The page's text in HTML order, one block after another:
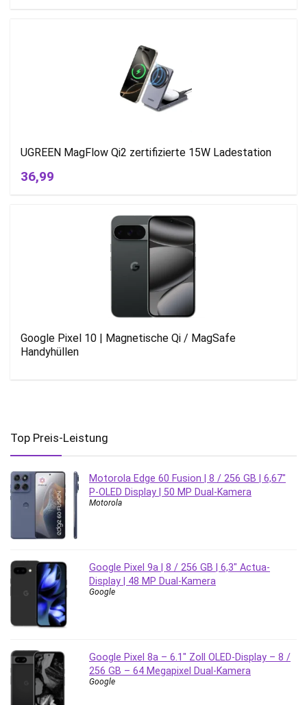
UGREEN MagFlow Qi2 zertifizierte 15W Ladestation
36,99
Google Pixel 10 | Magnetische Qi / MagSafe
Handyhüllen
Top Preis-Leistung
Motorola Edge 60 Fusion | 8 / 256 GB | 6,67″
P-OLED Display | 50 MP Dual-Kamera
Motorola
Google Pixel 9a | 8 / 256 GB | 6,3″ Actua-
Display | 48 MP Dual-Kamera
Google
Google Pixel 8a – 6.1″ Zoll OLED-Display – 8 /
256 GB – 64 Megapixel Dual-Kamera
Google